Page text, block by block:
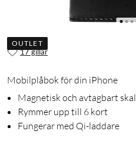
OUTLET
17 gillar
Mobilplåbok för din iPhone
Magnetisk och avtagbart skal
Rymmer upp till 6 kort
Fungerar med Qi-laddare